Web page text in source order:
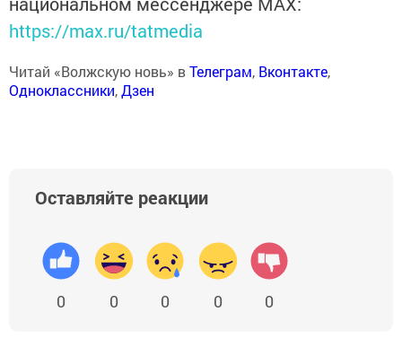
https://max.ru/tatmedia
Читай «Волжскую новь» вТелеграм, Вконтакте,
Одноклассники,Дзен
Оставляйте реакции
0 0 0 0 0